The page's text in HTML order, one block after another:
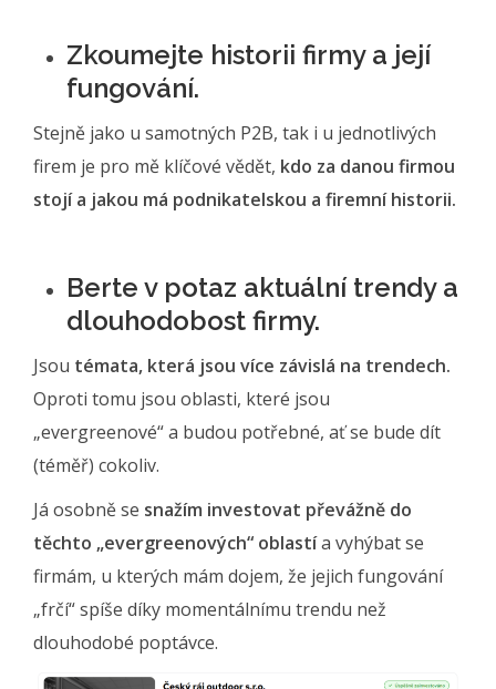
Zkoumejte historii firmy a její
fungování.
Stejně jako u samotných P2B, tak i u jednotlivých
firem je pro mě klíčové vědět, kdo za danou firmou
stojí a jakou má podnikatelskou a firemní historii.
Berte v potaz aktuální trendy a
dlouhodobost firmy.
Jsou témata, která jsou více závislá na trendech.
Oproti tomu jsou oblasti, které jsou
„evergreenové“ a budou potřebné, ať se bude dít
(téměř) cokoliv.
Já osobně se snažím investovat převážně do
těchto „evergreenových“ oblastía vyhýbat se
firmám, u kterých mám dojem, že jejich fungování
„frčí“ spíše díky momentálnímu trendu než
dlouhodobé poptávce.